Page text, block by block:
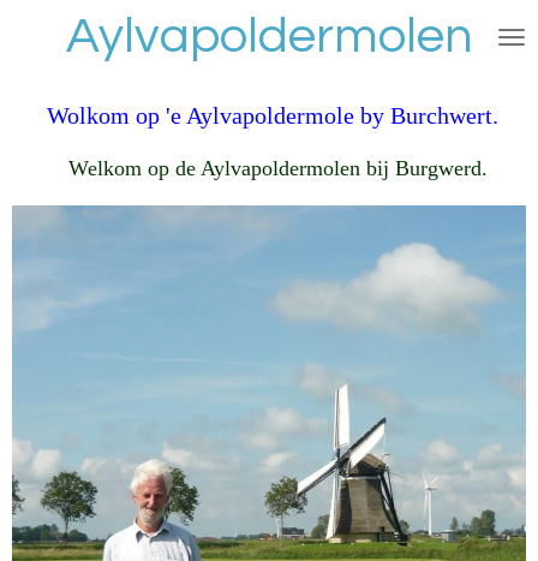
Aylvapoldermolen
Wolkom op 'e Aylvapoldermole by Burchwert.
Welkom op de Aylvapoldermolen bij Burgwerd.